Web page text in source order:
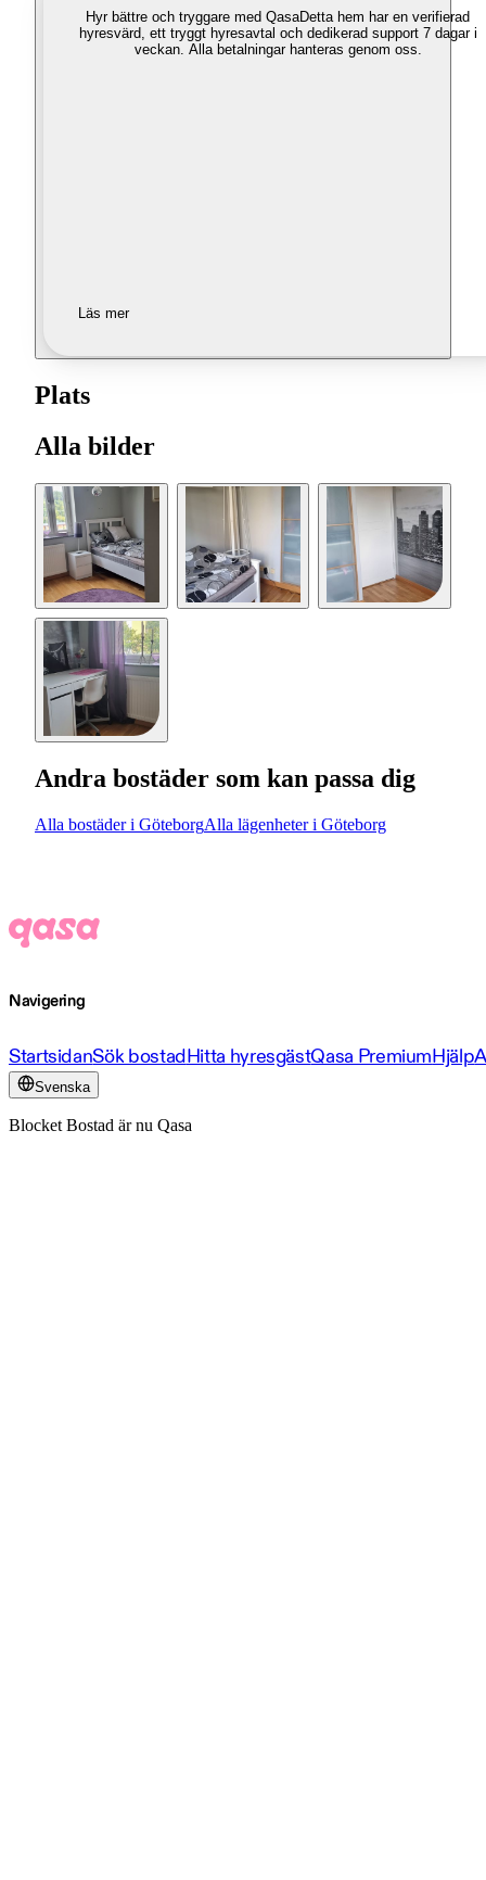
Hyr bättre och tryggare med QasaDetta hem har en verifierad
hyresvärd, ett tryggt hyresavtal och dedikerad support 7 dagar i
veckan. Alla betalningar hanteras genom oss.
Läs mer
Plats
Alla bilder
Andra bostäder som kan passa dig
Alla bostäder i GöteborgAlla lägenheter i Göteborg
Navigering
StartsidanSök bostadHitta hyresgästQasa PremiumHjälp
Svenska
Blocket Bostad är nu Qasa